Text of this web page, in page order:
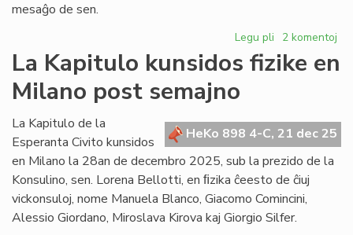
mesaĝo de sen.
Legu pli pri
Senata
reglamento:
Martinelli
konfirmas
2 komentoj
La Kapitulo kunsidos fizike en
Milano post semajno
HeKo 898 4-C, 21 dec 25
La Kapitulo de la
Esperanta Civito kunsidos
en Milano la 28an de decembro 2025, sub la prezido de la
Konsulino, sen. Lorena Bellotti, en ﬁzika ĉeesto de ĉiuj
vickonsuloj, nome Manuela Blanco, Giacomo Comincini,
Alessio Giordano, Miroslava Kirova kaj Giorgio Silfer.